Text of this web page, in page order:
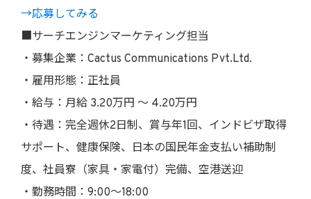
→応募してみる
■サーチエンジンマーケティング担当
・募集企業：Cactus Communications Pvt.Ltd.
・雇用形態：正社員
・給与：月給 3.20万円 〜 4.20万円
・待遇：完全週休2日制、賞与年1回、インドビザ取得
サポート、健康保険、日本の国民年金支払い補助制
度、社員寮（家具・家電付）完備、空港送迎
・勤務時間：9:00〜18:00